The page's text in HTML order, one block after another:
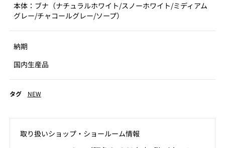
本体：ブナ（ナチュラルホワイト/スノーホワイト/ミディアム
グレー/チャコールグレー/ソープ）
納期
国内生産品
タグ NEW
取り扱いショップ‧ショールーム情報